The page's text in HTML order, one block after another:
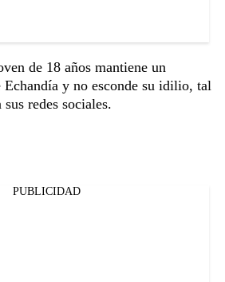
de 18 años mantiene un
y no esconde su idilio, tal
redes sociales.
PUBLICIDAD